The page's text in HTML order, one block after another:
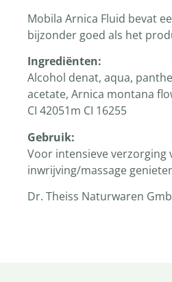
Mobila Arnica Fluid bevat
bijzonder goed als het
Ingrediënten:
Alcohol denat, aqua,
acetate, Arnica montana
CI 42051m CI 16255
Gebruik:
Voor intensieve verzorging
inwrijving/massage
Dr. Theiss Naturwaren